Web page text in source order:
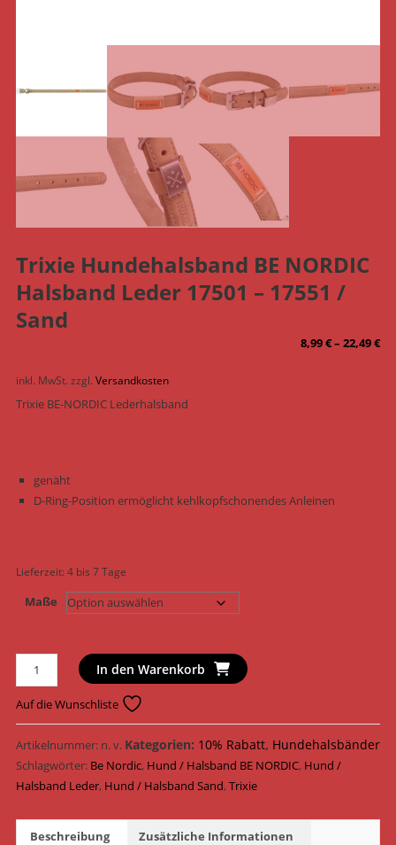
Trixie Hundehalsband BE NORDIC
Halsband Leder 17501 – 17551 /
Sand
8,99€–22,49€
inkl. MwSt.zzgl.Versandkosten
Trixie BE-NORDIC Lederhalsband
genäht
D-Ring-Position ermöglicht kehlkopfschonendes Anleinen
Lieferzeit:4 bis 7 Tage
Maße
Trixie
Hundehalsband
BE
NORDIC
Halsband
Leder
17501
17551
In den Warenkorb
Auf die Wunschliste
Artikelnummer: n. v. Kategorien: 10% Rabatt, Hundehalsbänder
Schlagwörter: Be Nordic, Hund / Halsband BE NORDIC, Hund /
Halsband Leder, Hund / Halsband Sand,Trixie
Beschreibung
Zusätzliche Informationen